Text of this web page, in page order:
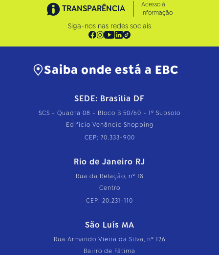
TRANSPARÊNCIA
Acesso à
Informação
Siga-nos nas redes sociais
Saiba onde está a EBC
SEDE: Brasília DF
SCS - Quadra 08 - Bloco B 50/60 - 1º Subsolo
Edifício Venâncio Shopping
CEP: 70.333-900
Rio de Janeiro RJ
Rua da Relação, nº 18
Centro
CEP: 20.231-110
São Luís MA
Rua Armando Vieira da Silva, nº 126
Bairro de Fátima